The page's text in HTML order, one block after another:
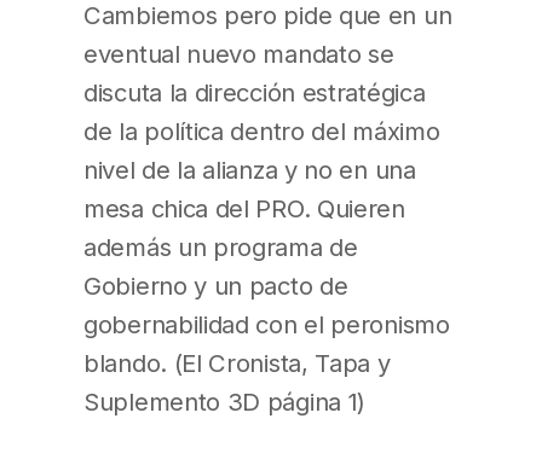
Cambiemos pero pide que en un
eventual nuevo mandato se
discuta la dirección estratégica
de la política dentro del máximo
nivel de la alianza y no en una
mesa chica del PRO. Quieren
además un programa de
Gobierno y un pacto de
gobernabilidad con el peronismo
blando. (El Cronista, Tapa y
Suplemento 3D página 1)